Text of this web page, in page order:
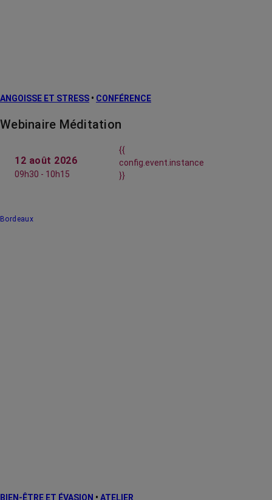
ANGOISSE ET STRESS • CONFÉRENCE
Webinaire Méditation
12 août 2026
09h30 - 10h15
{{
config.event.instance
}}
Bordeaux
BIEN-ÊTRE ET ÉVASION • ATELIER